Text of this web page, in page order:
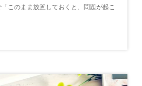
このまま放置しておくと、問題が起こ